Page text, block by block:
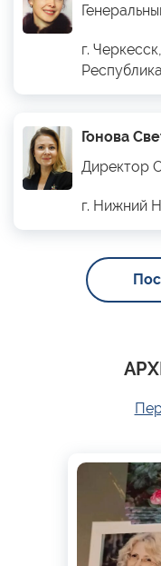
г.
Республика
Гонова
Директор
г. Нижний